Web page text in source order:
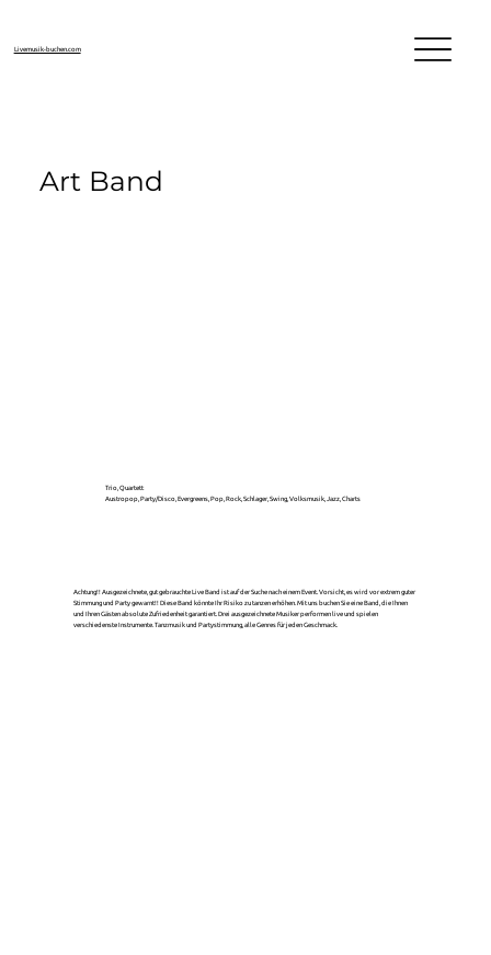
Livemusik-buchen.com
Art Band
Trio, Quartett
Austropop, Party/Disco, Evergreens, Pop, Rock, Schlager, Swing, Volksmusik, Jazz, Charts
Achtung!! Ausgezeichnete, gut gebrauchte Live Band ist auf der Suche nach einem Event. Vorsicht, es wird vor extrem guter
Stimmung und Party gewarnt!! Diese Band könnte Ihr Risiko zu tanzen erhöhen. Mit uns buchen Sie eine Band, die Ihnen
und Ihren Gästen absolute Zufriedenheit garantiert. Drei ausgezeichnete Musiker performen live und spielen
verschiedenste Instrumente. Tanzmusik und Partystimmung, alle Genres für jeden Geschmack.